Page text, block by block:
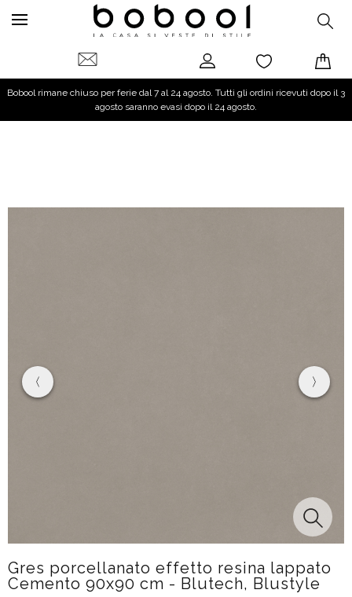
Bobool rimane chiuso per ferie dal 7 al 24 agosto. Tutti gli ordini ricevuti dopo il 3
agosto saranno evasi dopo il 24 agosto.
Gres porcellanato effetto resina lappato
Cemento 90x90 cm - Blutech, Blustyle